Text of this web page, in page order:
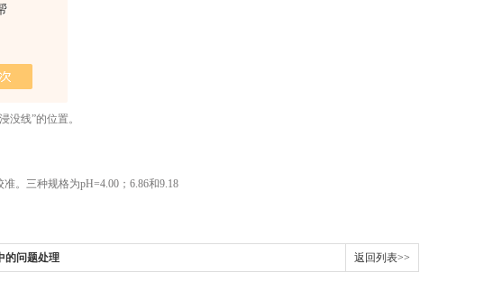
没线”的位置。
。三种规格为pH=4.00；6.86和9.18
的问题处理 返回列表>>